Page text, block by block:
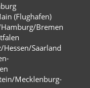
(Flughafen)
Bremen
Hessen/Saarland
Mecklenburg-